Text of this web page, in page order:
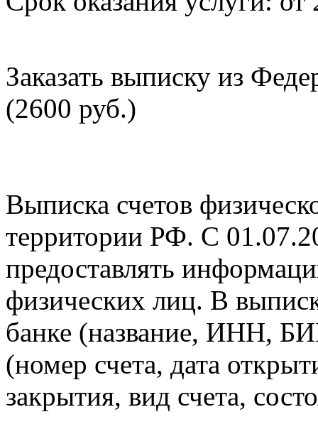
Заказать выписку из
(2600 руб.)
Выписка счетов
территории РФ. С
предоставлять
физических лиц. В
банке (название, ИНН,
(номер счета, дата
закрытия, вид счета,